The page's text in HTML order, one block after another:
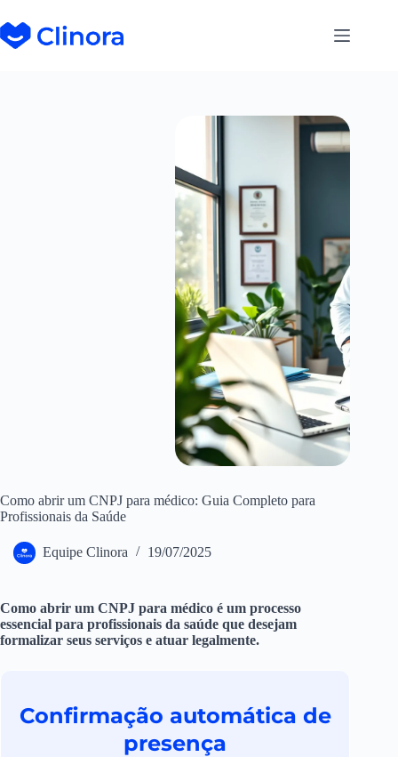
Como abrir um CNPJ para médico: Guia Completo para
Profissionais da Saúde
Equipe Clinora 19/07/2025
Como abrir um CNPJ para médico é um processo
essencial para profissionais da saúde que desejam
formalizar seus serviços e atuar legalmente.
Confirmação automática de
presença